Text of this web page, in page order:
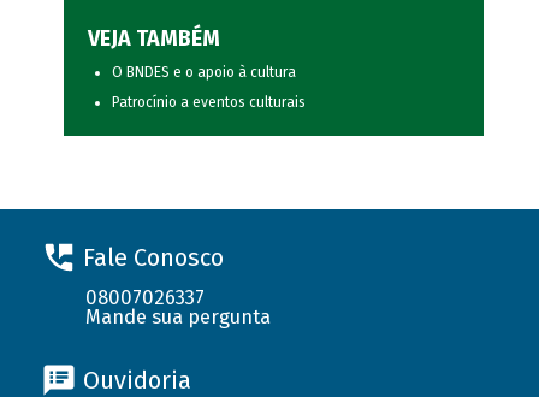
VEJA TAMBÉM
O BNDES e o apoio à cultura
Patrocínio a eventos culturais
Fale Conosco
08007026337
Mande sua pergunta
Ouvidoria